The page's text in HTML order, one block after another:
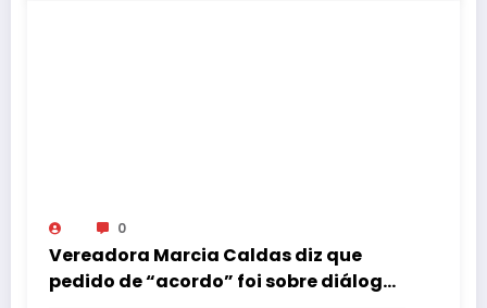
0
Vereadora Marcia Caldas diz que
pedido de “acordo” foi sobre diálogo